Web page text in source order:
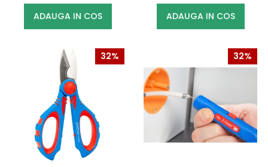
ADAUGA IN COS
ADAUGA IN COS
32% 32%